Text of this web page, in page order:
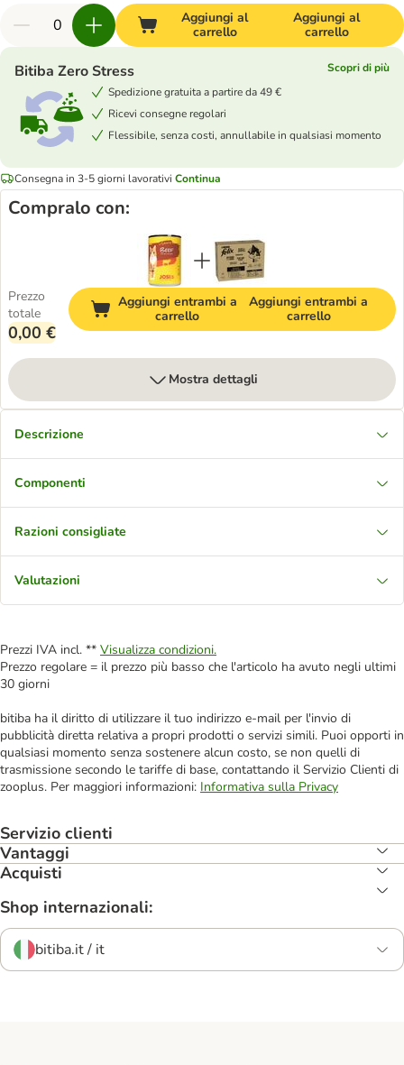
Aggiungi al
carrello
Aggiungi al
carrello
Bitiba Zero Stress
Scopri di più
Spedizione gratuita a partire da 49 €
Ricevi consegne regolari
Flessibile, senza costi, annullabile in qualsiasi momento
Consegna in 3-5 giorni lavorativi Continua
Compralo con:
Prezzo
totale
0,00 €
Aggiungi entrambi a
carrello
Aggiungi entrambi a
carrello
Mostra dettagli
Descrizione
Componenti
Razioni consigliate
Valutazioni
Prezzi IVA incl. ** Visualizza condizioni.
Prezzo regolare = il prezzo più basso che l'articolo ha avuto negli ultimi
30 giorni
bitiba ha il diritto di utilizzare il tuo indirizzo e-mail per l'invio di
pubblicità diretta relativa a propri prodotti o servizi simili. Puoi opporti in
qualsiasi momento senza sostenere alcun costo, se non quelli di
trasmissione secondo le tariffe di base, contattando il Servizio Clienti di
zooplus. Per maggiori informazioni: Informativa sulla Privacy
Servizio clienti
Vantaggi
Acquisti
Shop internazionali:
bitiba.it / it